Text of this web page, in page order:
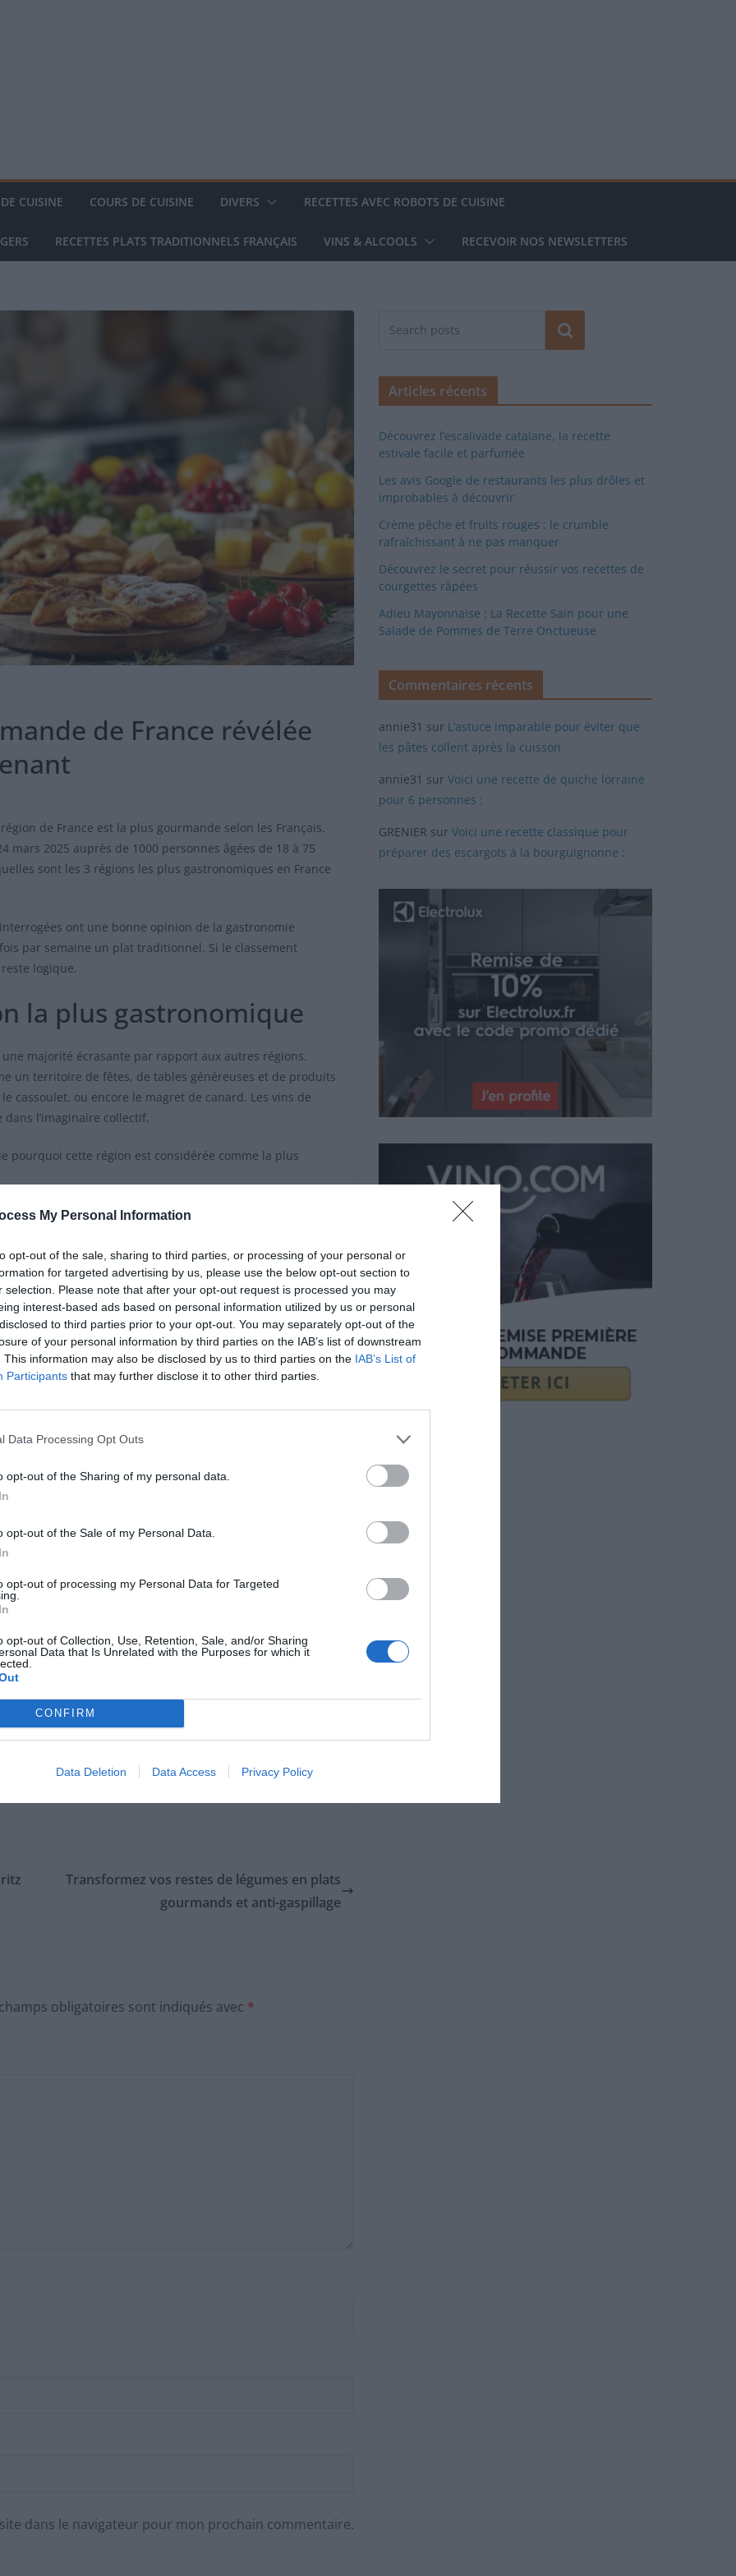
My Personal Information
opt-out of the sale, sharing to third parties, or processing of your personal or
for targeted advertising by us, please use the below opt-out section to
selection. Please note that after your opt-out request is processed you may
interest-based ads based on personal information utilized by us or personal
to third parties prior to your opt-out. You may separately opt-out of the
of your personal information by third parties on the IAB’s list of downstream
This information may also be disclosed by us to third parties on the IAB’s List of
Participants that may further disclose it to other third parties.
Data Processing Opt Outs
opt-out of the Sharing of my personal data.
opt-out of the Sale of my Personal Data.
opt-out of processing my Personal Data for Targeted
opt-out of Collection, Use, Retention, Sale, and/or Sharing
Data that Is Unrelated with the Purposes for which it
CONFIRM
Data Deletion Data Access Privacy Policy
CUISINE COURS DE CUISINE DIVERS RECETTES AVEC ROBOTS DE CUISINE
RECETTES PLATS TRADITIONNELS FRANÇAIS VINS & ALCOOLS RECEVOIR NOS NEWSLETTERS
de France révélée
de France est la plus gourmande selon les Français.
mars 2025 auprès de 1000 personnes âgées de 18 à 75
sont les 3 régions les plus gastronomiques en France
ont une bonne opinion de la gastronomie
par semaine un plat traditionnel. Si le classement
logique.
la plus gastronomique
majorité écrasante par rapport aux autres régions.
un territoire de fêtes, de tables généreuses et de produits
cassoulet, ou encore le magret de canard. Les vins de
l’imaginaire collectif.
pourquoi cette région est considérée comme la plus
: Lyon et la
33 % des suffrages. Connue comme la capitale de la
où sont servis des spécialités comme la quenelle, le tablier
telles que Paul Bocuse ou La Mère Brazier
avec 26 % des votes, devant l’Alsace (25 %) et la
aux produits de la mer, aux crêpes, galettes, beurre
dans un port ou une crêperie face à la mer, semble
plus traditionnelles.
sur le goût des
la Provence et l’Auvergne, toutes deux avec 16 %, ainsi
réalisée par Ipsos en 2026 confirme cette tendance, avec
Viennent ensuite l’Auvergne-Rhône-Alpes (36 %),
(28 %).
la gastronomie à la générosité des plats,
de restaurants étoilés reste importante, mais ce n’est
en ligne pour choisir leurs tables, tout en regardant le
demeure donc ouvert, souvent autour d’un bon repas
Transformez vos restes de légumes en plats
gourmands et anti-gaspillage
obligatoires sont indiqués avec *
dans le navigateur pour mon prochain commentaire.
Rechercher
Articles récents
Découvrez l’escalivade catalane, la recette
estivale facile et parfumée
Les avis Google de restaurants les plus drôles et
improbables à découvrir
Crème pêche et fruits rouges : le crumble
rafraîchissant à ne pas manquer
Découvrez le secret pour réussir vos recettes de
courgettes râpées
Adieu Mayonnaise : La Recette Sain pour une
Salade de Pommes de Terre Onctueuse
Commentaires récents
annie31 sur L’astuce imparable pour éviter que
les pâtes collent après la cuisson
annie31 sur Voici une recette de quiche lorraine
pour 6 personnes :
GRENIER sur Voici une recette classique pour
préparer des escargots à la bourguignonne :